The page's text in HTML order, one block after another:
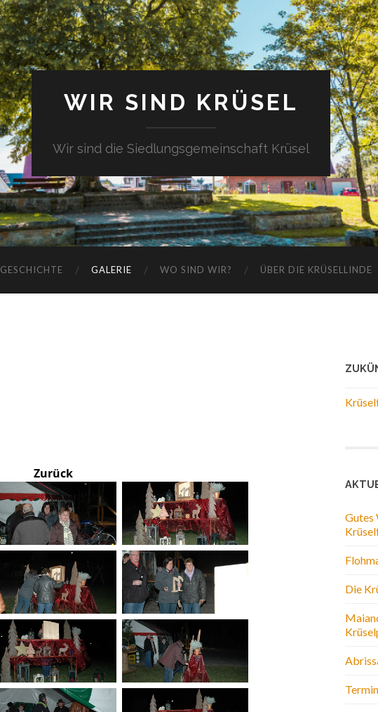
WIR SIND KRÜSEL
Wir sind die Siedlungsgemeinschaft Krüsel
GESCHICHTE GALERIE WO SIND WIR? ÜBER DIE KRÜSELLINDE
Zurück
Gutes
Die